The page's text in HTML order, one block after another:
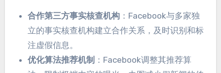
合作第三方事实核查机构：Facebook与多家独
立的事实核查机构建立合作关系，及时识别和标
注虚假信息。
优化算法推荐机制 ：Facebook调整其推荐算